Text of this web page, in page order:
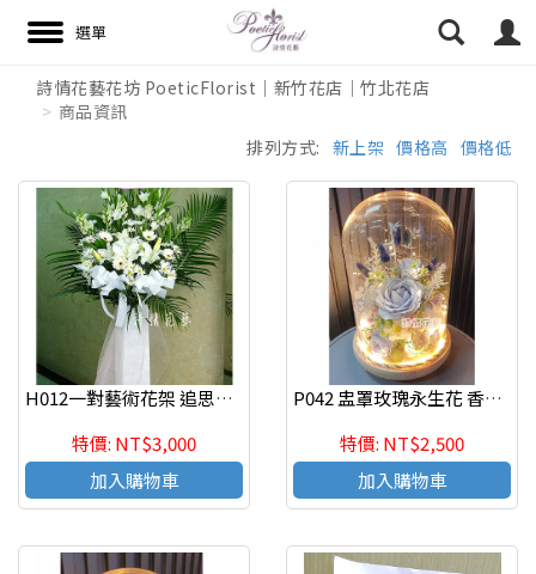
搜尋
詩情花藝花坊 PoeticFlorist｜新竹花店｜竹北花店
商品資訊
價格低
價格高
新上架
排列方式:
H012一對藝術花架 追思花禮 告別式花禮
特價: NT$3,000
加入購物車
P042 盅罩玫瑰永生花 香皂玫瑰乾燥永生花束 情人節花束
特價: NT$2,500
加入購物車